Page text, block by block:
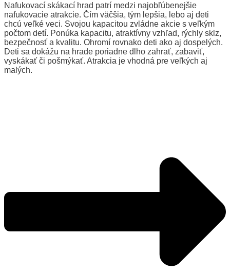
Nafukovací skákací hrad patrí medzi najobľúbenejšie
nafukovacie atrakcie. Čím väčšia, tým lepšia, lebo aj deti
chcú veľké veci. Svojou kapacitou zvládne akcie s veľkým
počtom detí. Ponúka kapacitu, atraktívny vzhľad, rýchly sklz,
bezpečnosť a kvalitu. Ohromí rovnako deti ako aj dospelých.
Deti sa dokážu na hrade poriadne dlho zahrať, zabaviť,
vyskákať či pošmýkať. Atrakcia je vhodná pre veľkých aj
malých.